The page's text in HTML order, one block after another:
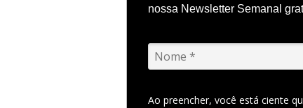
nossa Newsletter Semanal
Ao preencher, você está ciente